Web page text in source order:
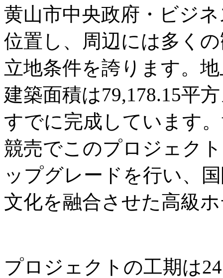
黄山市中央政府・ビジ
位置し、周辺には多く
立地条件を誇ります。
建築面積は79,178.15平
すでに完成しています
競売でこのプロジェク
ップグレードを行い、
文化を融合させた高級
プロジェクトの工期は